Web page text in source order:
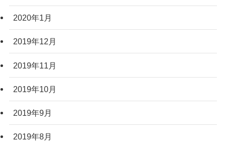
2020年1月
2019年12月
2019年11月
2019年10月
2019年9月
2019年8月